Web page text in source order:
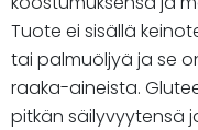
Tuote ei sisällä
tai palmuöljyä ja se
raaka-aineista.
pitkän säilyvyytensä